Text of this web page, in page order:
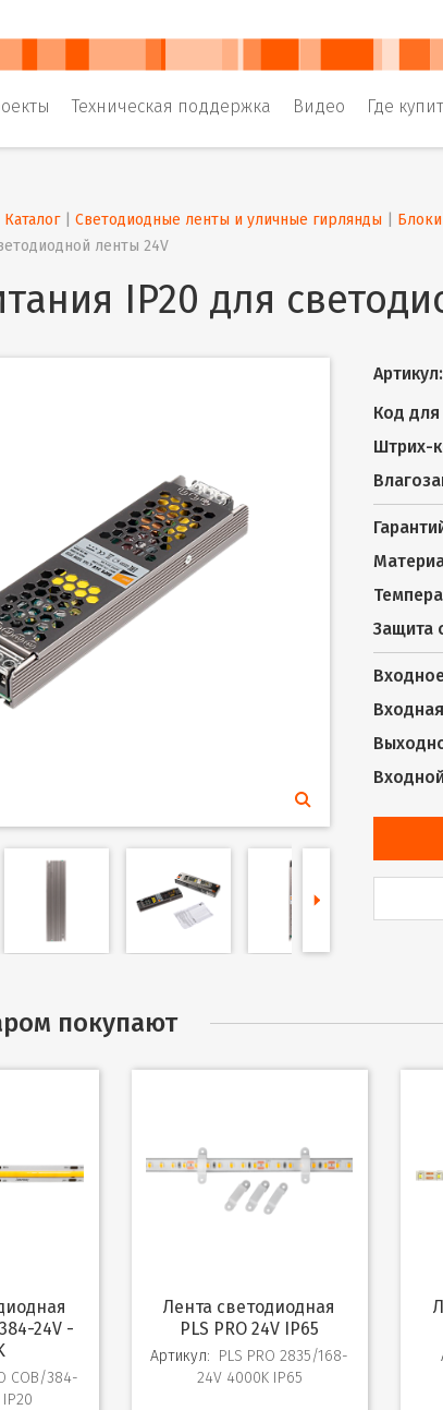
Техническая поддержка Видео Где
Каталог | Светодиодные ленты и уличные гирлянды
ленты 24V
IP20 для
Артикул:
Код для
Штрих-
Защита
покупают
24V -
COB/384-
Лента светодиодная
PLS PRO 24V IP65
Артикул: PLS PRO 2835/168-
24V 4000K IP65
Лента светодиодная